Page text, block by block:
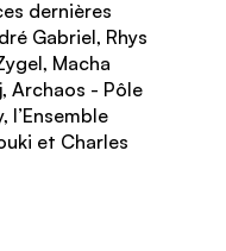
dernières
Gabriel, Rhys
Macha
Archaos - Pôle
l’Ensemble
et Charles